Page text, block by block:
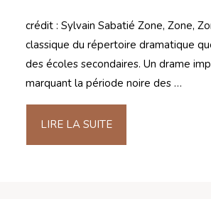
crédit : Sylvain Sabatié Zone, Zone,
classique du répertoire dramatique
des écoles secondaires. Un drame
marquant la période noire des …
LIRE LA SUITE